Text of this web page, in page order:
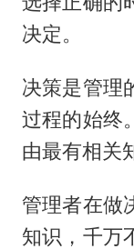
决定。
决策是管理
过程的始终
由最有相关
管理者在做
知识，千万